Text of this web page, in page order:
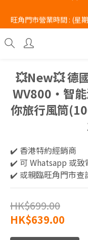
Whatsapp :
💥New💥 德
WV800‧智
你旅行風筒
✔️ 香港特約經銷商
✔️ 可 Whatsapp 或致
✔️ 或親臨旺角門市查
HK$699.00
HK$639.00